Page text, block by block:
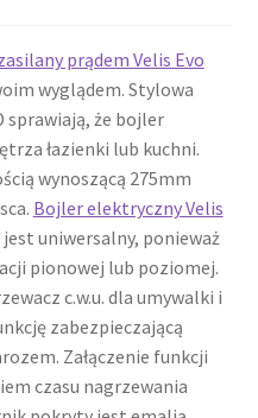
prądem Velis Evo
wyglądem. Stylowa
sprawiają, że bojler
łazienki lub kuchni.
wynoszącą 275mm
Bojler elektryczny Velis
jest uniwersalny, ponieważ
pionowej lub poziomej.
c.w.u. dla umywalki i
zabezpieczającą
Załączenie funkcji
czasu nagrzewania